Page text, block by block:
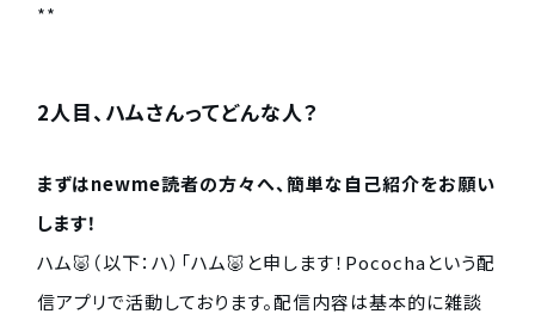
**
2人目、ハムさんってどんな人？
まずはnewme読者の方々へ、簡単な自己紹介をお願い
します！
ハム🐷（以下：ハ）「ハム🐷と申します！Pocochaという配
信アプリで活動しております。配信内容は基本的に雑談